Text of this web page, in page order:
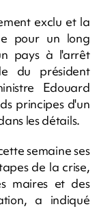
exclu et la
pour un long
pays à l'arrêt
du président
Edouard
principes d'un
les détails.
semaine ses
de la crise,
maires et des
a indiqué